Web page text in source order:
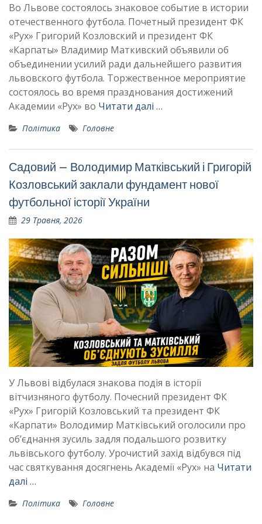
Во Львове состоялось знаковое событие в истории
отечественного футбола. Почетный президент ФК
«Рух» Григорий Козловский и президент ФК
«Карпаты» Владимир Маткивский объявили об
объединении усилий ради дальнейшего развития
львовского футбола. Торжественное мероприятие
состоялось во время празднования достижений
Академии «Рух» во Читати далі …
Політика Головне
Садовий – Володимир Матківський і Григорій
Козловський заклали фундамент нової
футбольної історії України
29 Травня, 2026
У Львові відбулася знакова подія в історії
вітчизняного футболу. Почесний президент ФК
«Рух» Григорій Козловський та президент ФК
«Карпати» Володимир Матківський оголосили про
об’єднання зусиль задля подальшого розвитку
львівського футболу. Урочистий захід відбувся під
час святкування досягнень Академії «Рух» на Читати
далі …
Політика Головне